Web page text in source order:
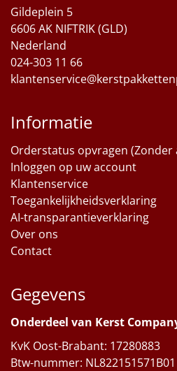
Gildeplein 5
6606 AK NIFTRIK (GLD)
Nederland
024-303 11 66
Informatie
Orderstatus opvragen (Zonder
Inloggen op uw account
Klantenservice
Toegankelijkheidsverklaring
AI-transparantieverklaring
Over ons
Contact
Gegevens
Onderdeel van Kerst
KvK Oost-Brabant: 17280883
Btw-nummer: NL822151571B01